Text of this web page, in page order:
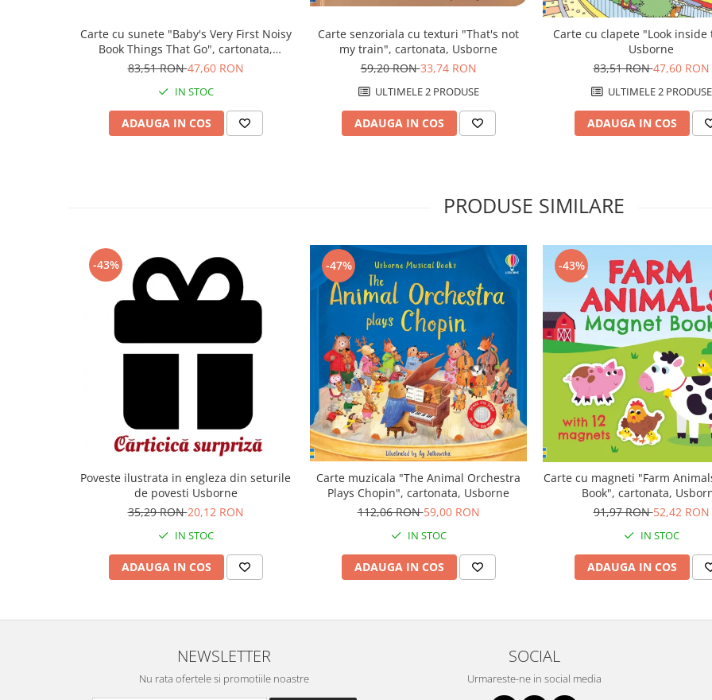
Carte cu sunete "Baby's Very First Noisy
Book Things That Go", cartonata,
Usborne
83,51 RON47,60 RON
IN STOC
ADAUGA IN COS
Carte senzoriala cu texturi "That's not
my train", cartonata, Usborne
59,20 RON33,74 RON
ULTIMELE 2 PRODUSE
ADAUGA IN COS
Carte cu clapete "Look
Usborne
83,51 RON47,60 RON
ULTIMELE 2 PRODUSE
ADAUGA IN COS
PRODUSE SIMILARE
-43%
Poveste ilustrata in engleza din seturile
de povesti Usborne
35,29 RON20,12 RON
IN STOC
ADAUGA IN COS
-47%
Carte muzicala "The Animal Orchestra
Plays Chopin", cartonata, Usborne
112,06 RON59,00 RON
IN STOC
ADAUGA IN COS
-43%
Carte cu magneti "Farm
Book", cartonata,
91,97 RON52,42 RON
IN STOC
ADAUGA IN COS
NEWSLETTER
Nu rata ofertele si promotiile noastre
SOCIAL
Urmareste-ne in social media